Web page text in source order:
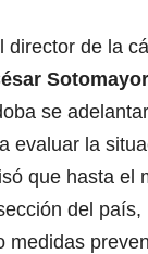
director de la
se
evaluar la
que hasta el
del
medidas